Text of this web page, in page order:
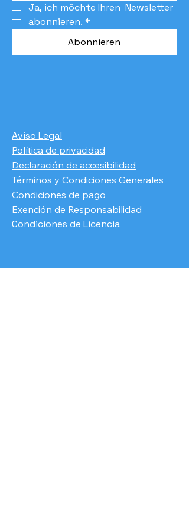
Ja, ich möchte Ihren  Newsletter
abonnieren. *
Abonnieren
Aviso Legal
Política de privacidad
Declaración de accesibilidad
Términos y Condiciones Generales
Condiciones de pago
​Exención de Responsabilidad
Condiciones de Licencia